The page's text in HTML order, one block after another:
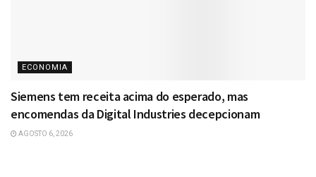
ECONOMIA
Siemens tem receita acima do esperado, mas
encomendas da Digital Industries decepcionam
AGOSTO 6, 2026